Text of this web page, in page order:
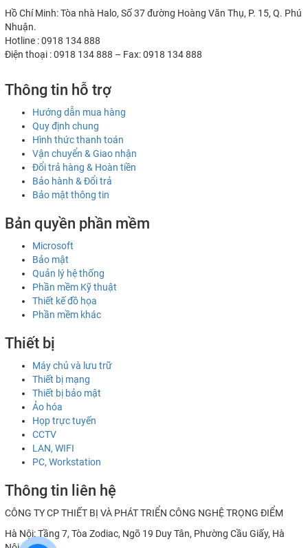
Hồ Chí Minh: Tòa nhà Halo, Số 37 đường Hoàng Văn Thụ, P. 15, Q. Phú
Nhuận.
Hotline : 0918 134 888
Điện thoại : 0918 134 888 – Fax: 0918 134 888
Thông tin hỗ trợ
Hướng dẫn mua hàng
Quy định chung
Hình thức thanh toán
Vận chuyển & Giao nhận
Đổi trả hàng & Hoàn tiền
Bảo hành & Đổi trả
Bảo mật thông tin
Bản quyền phần mềm
Microsoft
Bảo mật
Quản lý hệ thống
Phần mềm Kỹ thuật
Thiết kế đồ họa
Phần mềm khác
Thiết bị
Máy chủ và lưu trữ
Thiết bị mạng
Thiết bị bảo mật
Ảo hóa
Họp trực tuyến
CCTV
LAN, WIFI
PC, Workstation
Thông tin liên hệ
CÔNG TY CP THIẾT BỊ VÀ PHÁT TRIỂN CÔNG NGHỆ TRỌNG ĐIỂM
Hà Nội: Tầng 7, Tòa Zodiac, Ngõ 19 Duy Tân, Phường Cầu Giấy, Hà